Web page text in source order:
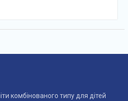
комбінованого типу для дітей